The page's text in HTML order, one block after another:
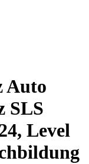
Auto
SLS
Level